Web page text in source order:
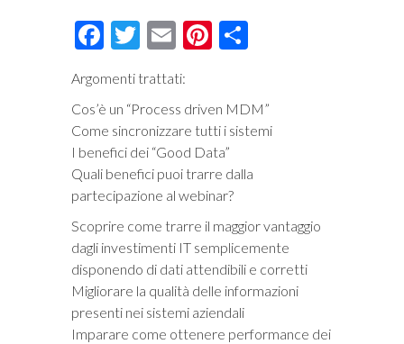
Facebook
Twitter
EmailPinterest
Argomenti trattati:
Cos’è un “Process driven MDM”
Come sincronizzare tutti i sistemi
I benefici dei “Good Data”
Quali benefici puoi trarre dalla
partecipazione al webinar?
Scoprire come trarre il maggior vantaggio
dagli investimenti IT semplicemente
disponendo di dati attendibili e corretti
Migliorare la qualità delle informazioni
presenti nei sistemi aziendali
Imparare come ottenere performance dei